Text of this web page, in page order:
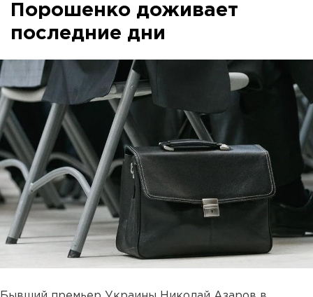
Порошенко доживает
последние дни